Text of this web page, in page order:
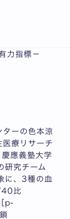
機能・死亡リス
力指標－
ターの色本涼
医療リサーチ
應義塾大学
研究チーム
に、3種の血
40比
p-